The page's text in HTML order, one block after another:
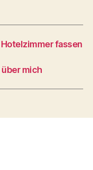
fassen
mich